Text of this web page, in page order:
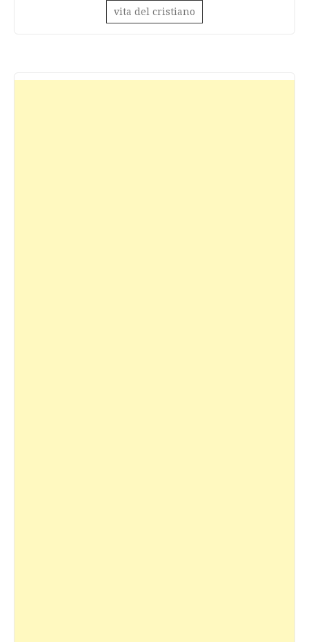
vita del cristiano